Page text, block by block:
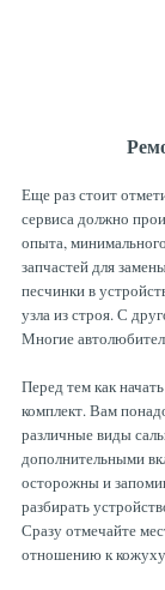
Еще раз стоит
сервиса должно
опыта,
запчастей для
песчинки в
узла из строя. С
Многие
Перед тем как
комплект. Вам
различные виды
дополнительными
осторожны и
разбирать
Сразу отмечайте
отношению к